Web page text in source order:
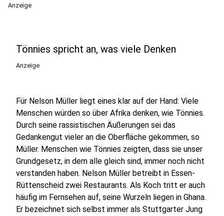
Anzeige
Tönnies spricht an, was viele Denken
Anzeige
Für Nelson Müller liegt eines klar auf der Hand: Viele
Menschen würden so über Afrika denken, wie Tönnies.
Durch seine rassistischen Äußerungen sei das
Gedankengut vieler an die Oberfläche gekommen, so
Müller. Menschen wie Tönnies zeigten, dass sie unser
Grundgesetz, in dem alle gleich sind, immer noch nicht
verstanden haben. Nelson Müller betreibt in Essen-
Rüttenscheid zwei Restaurants. Als Koch tritt er auch
häufig im Fernsehen auf, seine Wurzeln liegen in Ghana.
Er bezeichnet sich selbst immer als Stuttgarter Jung